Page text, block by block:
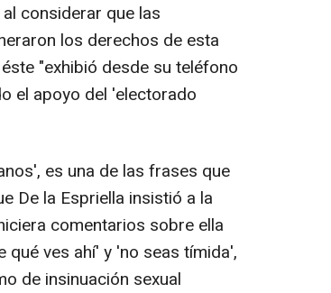
considerar que las
los derechos de esta
"exhibió desde su teléfono
el apoyo del 'electorado
es una de las frases que
De la Espriella insistió a la
comentarios sobre ella
ves ahí' y 'no seas tímida',
de insinuación sexual